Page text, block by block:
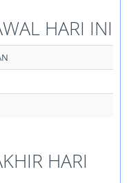
HARI INI
HARI